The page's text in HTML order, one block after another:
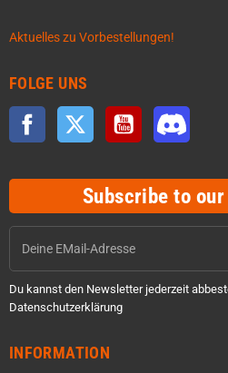
Aktuelles zu Vorbestellungen!
FOLGE UNS
Facebook Twitter YouTube
Subscribe to
Du kannst den Newsletter jederzeit
Datenschutzerklärung
INFORMATION